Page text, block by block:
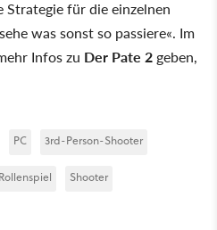
Strategie für die einzelnen
was sonst so passiere«. Im
Infos zu Der Pate 2 geben,
PC 3rd-Person-Shooter
Rollenspiel Shooter